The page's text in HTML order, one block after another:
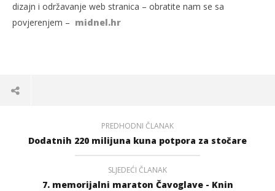
dizajn i održavanje web stranica – obratite nam se sa
povjerenjem – midnel.hr
PREDHODNI ČLANAK
Dodatnih 220 milijuna kuna potpora za stočare
SLJEDEĆI ČLANAK
7. memorijalni maraton Čavoglave - Knin